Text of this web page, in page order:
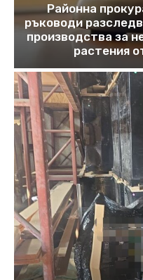
Районна
ръководи
производства за
растения